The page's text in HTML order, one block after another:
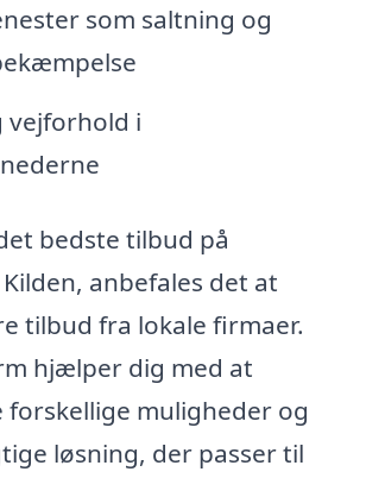
som saltning og
vejforhold i
bedste tilbud på
anbefales det at
tilbud fra lokale firmaer.
hjælper dig med at
forskellige muligheder og
løsning, der passer til